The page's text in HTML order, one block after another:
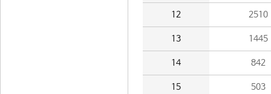
12 2510
13 1445
14 842
15 503